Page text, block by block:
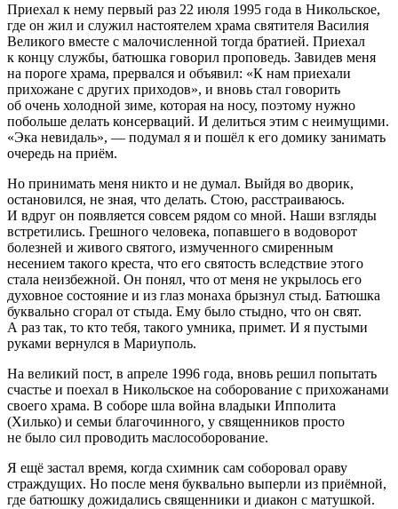
Приехал к нему первый раз 22 июля 1995 года в Никольское,
где он жил и служил настоятелем храма святителя Василия
Великого вместе с малочисленной тогда братией. Приехал
к концу службы, батюшка говорил проповедь. Завидев меня
на пороге храма, прервался и объявил: «К нам приехали
прихожане с других приходов», и вновь стал говорить
об очень холодной зиме, которая на носу, поэтому нужно
побольше делать консерваций. И делиться этим с неимущими.
«Эка невидаль», — подумал я и пошёл к его домику занимать
очередь на приём.
Но принимать меня никто и не думал. Выйдя во дворик,
остановился, не зная, что делать. Стою, расстраиваюсь.
И вдруг он появляется совсем рядом со мной. Наши взгляды
встретились. Грешного человека, попавшего в водоворот
болезней и живого святого, измученного смиренным
несением такого креста, что его святость вследствие этого
стала неизбежной. Он понял, что от меня не укрылось его
духовное состояние и из глаз монаха брызнул стыд. Батюшка
буквально сгорал от стыда. Ему было стыдно, что он свят.
А раз так, то кто тебя, такого умника, примет. И я пустыми
руками вернулся в Мариуполь.
На великий пост, в апреле 1996 года, вновь решил попытать
счастье и поехал в Никольское на соборование с прихожанами
своего храма. В соборе шла война владыки Ипполита
(Хилько) и семьи благочинного, у священников просто
не было сил проводить маслособорование.
Я ещё застал время, когда схимник сам соборовал ораву
страждущих. Но после меня буквально выперли из приёмной,
где батюшку дожидались священники и диакон с матушкой.